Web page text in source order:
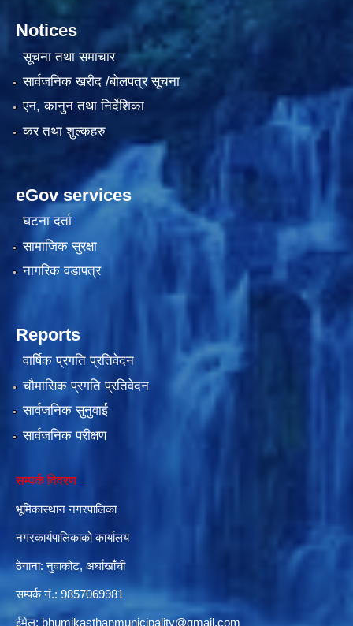
Notices
सूचना तथा समाचार
सार्वजनिक खरीद /बोलपत्र सूचना
एन, कानुन तथा निर्देशिका
कर तथा शुल्कहरु
eGov services
घटना दर्ता
सामाजिक सुरक्षा
नागरिक वडापत्र
Reports
वार्षिक प्रगति प्रतिवेदन
चौमासिक प्रगति प्रतिवेदन
सार्वजनिक सुनुवाई
सार्वजनिक परीक्षण
सम्पर्क विवरण
भूमिकास्थान नगरपालिका
नगरकार्यपालिकाको कार्यालय
ठेगाना: नुवाकोट, अर्घाखाँची
सम्पर्क नं.: 9857069981
ईमेल: bhumikasthanmunicipality@gmail.com